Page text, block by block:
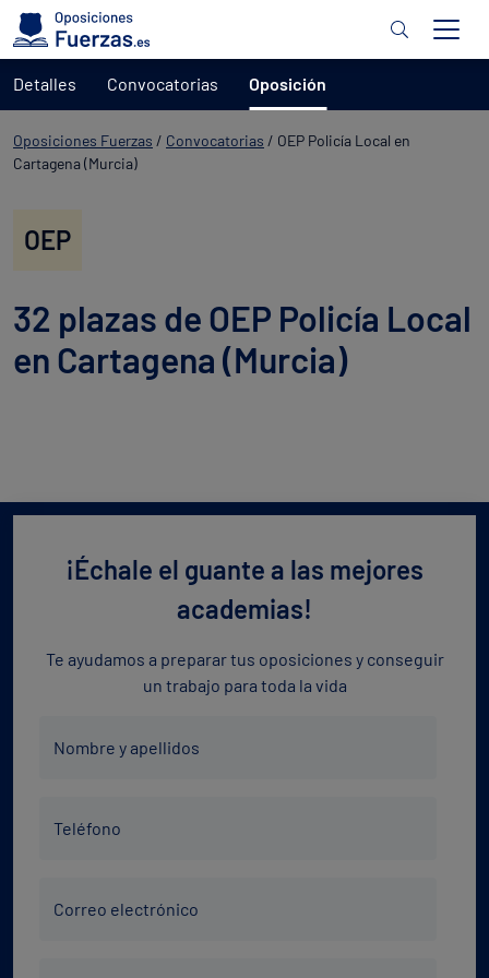
Oposiciones Fuerzas / Convocatorias / OEP Policía Local en
Cartagena (Murcia)
OEP
32 plazas de OEP Policía Local
en Cartagena (Murcia)
Detalles Convocatorias Oposición
¡Échale el guante a las mejores
academias!
Te ayudamos a preparar tus oposiciones y conseguir
un trabajo para toda la vida
Nombre y apellidos
Teléfono
electrónico
Correo electrónico